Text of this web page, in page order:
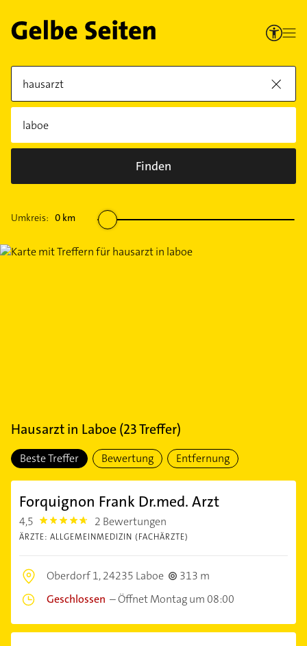
Finden
Umkreis: 0 km
Hausarztin Laboe(23Treffer)
Beste Treffer Bewertung Entfernung
Forquignon Frank Dr.med. Arzt
4,5 4.5 2 Bewertungen
ÄRZTE: ALLGEMEINMEDIZIN (FACHÄRZTE)
Oberdorf 1,24235 Laboe
313 m
Geschlossen –Öffnet Montag um 08:00